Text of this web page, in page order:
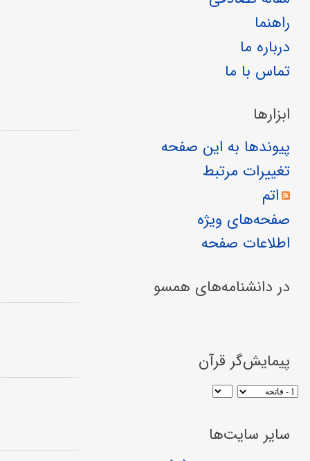
راهنما
درباره ما
تماس با ما
ابزارها
پیوندها به این صفحه
تغییرات مرتبط
اتم
صفحه‌های ویژه
اطلاعات صفحه
در دانشنامه‌های همسو
پیمایش‌گر قرآن
سایر سایت‌ها